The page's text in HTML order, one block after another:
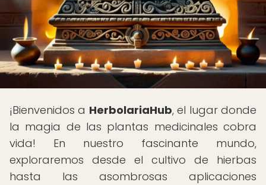
¡Bienvenidos a HerbolariaHub, el lugar donde
la magia de las plantas medicinales cobra
vida! En nuestro fascinante mundo,
exploraremos desde el cultivo de hierbas
hasta las asombrosas aplicaciones